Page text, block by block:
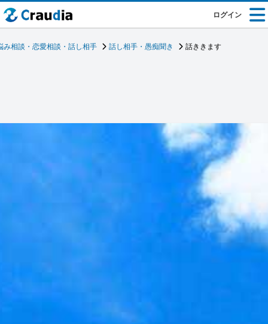
ログイン
み相談・恋愛相談・話し相手 話し相手・愚痴聞き 話ききます